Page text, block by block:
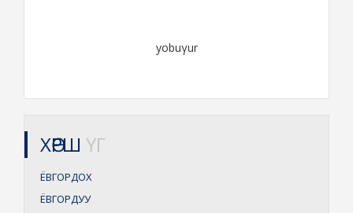
yobuγur
ХӨРШ ҮГ
ЁВГОРДОХ
ЁВГОРДУУ